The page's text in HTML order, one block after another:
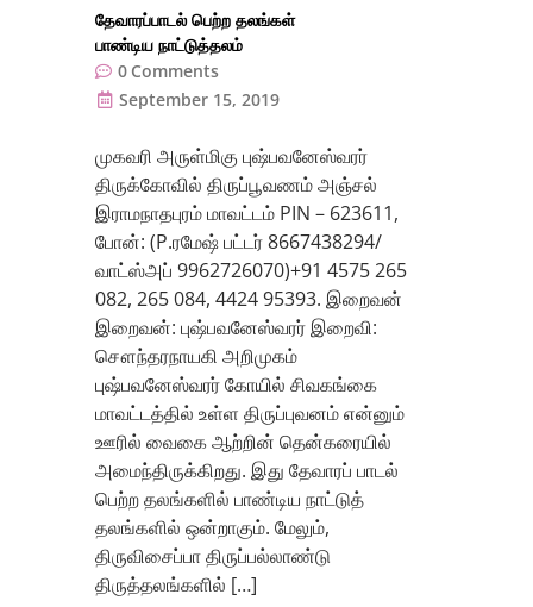
தேவாரப்பாடல் பெற்ற தலங்கள்
பாண்டிய நாட்டுத்தலம்
0 Comments
September 15, 2019
முகவரி அருள்மிகு புஷ்பவனேஸ்வரர்
திருக்கோவில் திருப்பூவணம் அஞ்சல்
இராமநாதபுரம் மாவட்டம் PIN – 623611,
போன்: (P.ரமேஷ் பட்டர் 8667438294/
வாட்ஸ்அப் 9962726070)+91 4575 265
082, 265 084, 4424 95393. இறைவன்
இறைவன்: புஷ்பவனேஸ்வரர் இறைவி:
சௌந்தரநாயகி அறிமுகம்
புஷ்பவனேஸ்வரர் கோயில் சிவகங்கை
மாவட்டத்தில் உள்ள திருப்புவனம் என்னும்
ஊரில் வைகை ஆற்றின் தென்கரையில்
அமைந்திருக்கிறது. இது தேவாரப் பாடல்
பெற்ற தலங்களில் பாண்டிய நாட்டுத்
தலங்களில் ஒன்றாகும். மேலும்,
திருவிசைப்பா திருப்பல்லாண்டு
திருத்தலங்களில் […]